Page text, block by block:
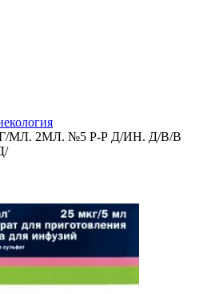
МЛ. 2МЛ. №5 Р-Р Д/ИН. Д/В/В